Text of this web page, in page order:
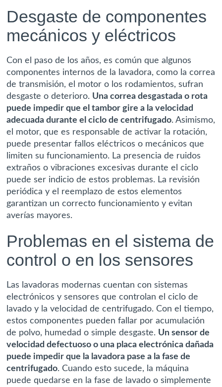
Desgaste de componentes
mecánicos y eléctricos
Con el paso de los años, es común que algunos
componentes internos de la lavadora, como la correa
de transmisión, el motor o los rodamientos, sufran
desgaste o deterioro. Una correa desgastada o rota
puede impedir que el tambor gire a la velocidad
adecuada durante el ciclo de centrifugado. Asimismo,
el motor, que es responsable de activar la rotación,
puede presentar fallos eléctricos o mecánicos que
limiten su funcionamiento. La presencia de ruidos
extraños o vibraciones excesivas durante el ciclo
puede ser indicio de estos problemas. La revisión
periódica y el reemplazo de estos elementos
garantizan un correcto funcionamiento y evitan
averías mayores.
Problemas en el sistema de
control o en los sensores
Las lavadoras modernas cuentan con sistemas
electrónicos y sensores que controlan el ciclo de
lavado y la velocidad de centrifugado. Con el tiempo,
estos componentes pueden fallar por acumulación
de polvo, humedad o simple desgaste. Un sensor de
velocidad defectuoso o una placa electrónica dañada
puede impedir que la lavadora pase a la fase de
centrifugado. Cuando esto sucede, la máquina
puede quedarse en la fase de lavado o simplemente